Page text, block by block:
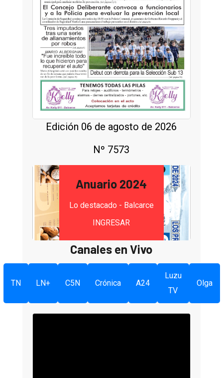
Edición 06 de agosto de 2026
Nº 7573
Anuario 2024
Lo destacado - Balcarce
INGRESAR
Canales en Vivo
TN LN+ C5N Crónica A24
Luzu
TV
Olga